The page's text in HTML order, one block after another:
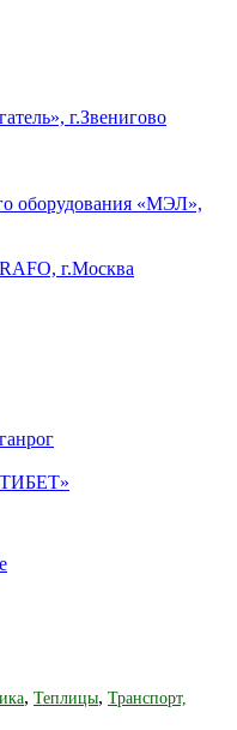
г.Звенигово
оборудования «МЭЛ»,
г.Москва
, Теплицы, Транспорт,